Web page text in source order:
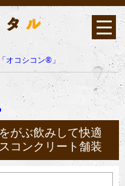
オコシコン®︎は高い透水
性を持ちながら表面強
度・曲げ強度に優れたポ
ーラス構造の高強度コン
クリート
オコシコン®︎」
がぶ飲みして快適
コンクリート舗装